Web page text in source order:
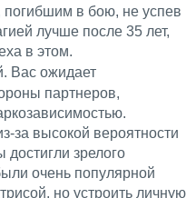
в бою, не успев
лучше после 35 лет,
в этом.
Вас ожидает
партнеров,
за высокой вероятности
зрелого
очень популярной
но устроить личную